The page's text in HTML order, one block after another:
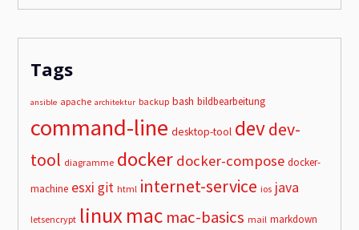
Tags
ansible apache architektur backup bash bildbearbeitung
command-line desktop-tool devdev-
tool diagramme docker docker-compose docker-
machine esxi git html internet-service ios java
letsencrypt linuxmac mac-basics mail markdown